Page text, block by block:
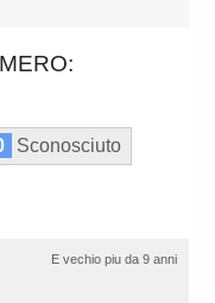
Sconosciuto
E vechio piu da 9 anni